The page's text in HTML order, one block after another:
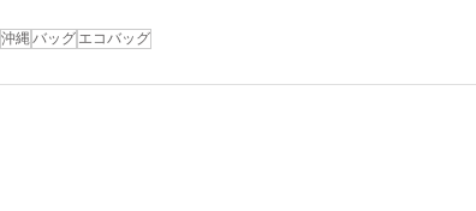
沖縄バッグ エコバッグ